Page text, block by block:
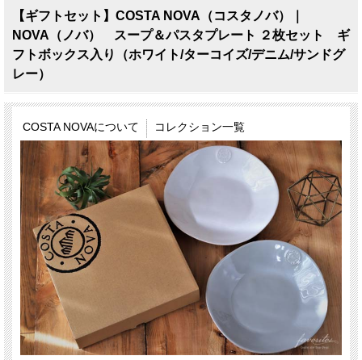
【ギフトセット】COSTA NOVA（コスタノバ）｜
NOVA（ノバ） スープ＆パスタプレート ２枚セット ギ
フトボックス入り（ホワイト/ターコイズ/デニム/サンドグ
レー）
COSTA NOVAについて コレクション一覧